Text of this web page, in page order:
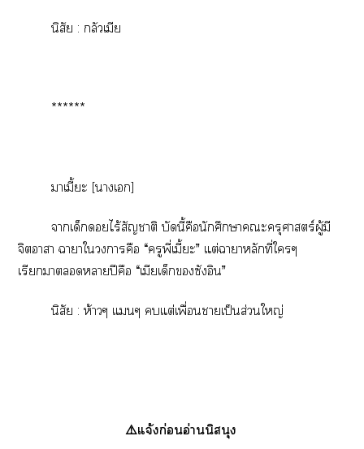
นิสัย : กลัวเมีย
******
าเมี้ะ [าเ]
าเด็กไร้สัญชาติ บัดนี้คือนักศึกษาะครุศาสตร์ผู้มี
จิตาา าาใาคือ “ครูพี่เมี้ะ” แต่าาหลักที่ใๆ
เรียกาาปีคือ “เมียเด็กซังอิน”
นิสัย : ห้าวๆ แๆ แต่เพื่อนาเป็นส่วนใหญ่
⚠️แจ้งก่อนอ่านนิสนุง